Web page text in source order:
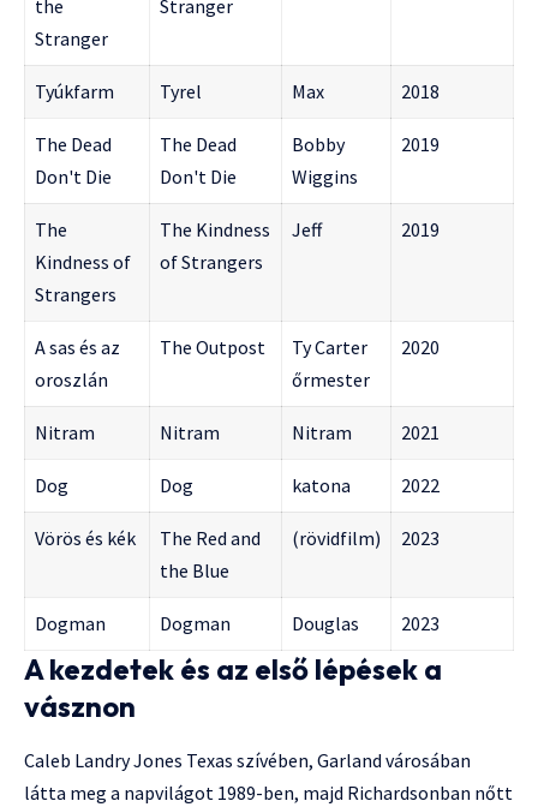
the
Stranger
Stranger
Tyúkfarm Tyrel Max 2018
The Dead
Don't Die
The Dead
Don't Die
Bobby
Wiggins
2019
The
Kindness of
Strangers
The Kindness
of Strangers
Jeff 2019
A sas és az
oroszlán
The Outpost
Ty Carter
őrmester
2020
Nitram Nitram Nitram 2021
Dog Dog katona 2022
Vörös és kék
The Red and
the Blue
(rövidfilm) 2023
Dogman Dogman Douglas 2023
A kezdetek és az első lépések a
vásznon
Caleb Landry Jones Texas szívében, Garland városában
látta meg a napvilágot 1989-ben, majd Richardsonban nőtt